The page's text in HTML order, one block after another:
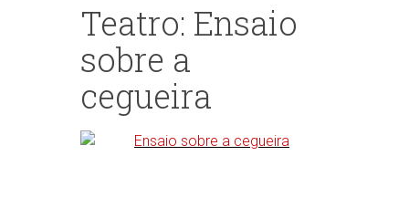
Teatro: Ensaio
sobre a
cegueira